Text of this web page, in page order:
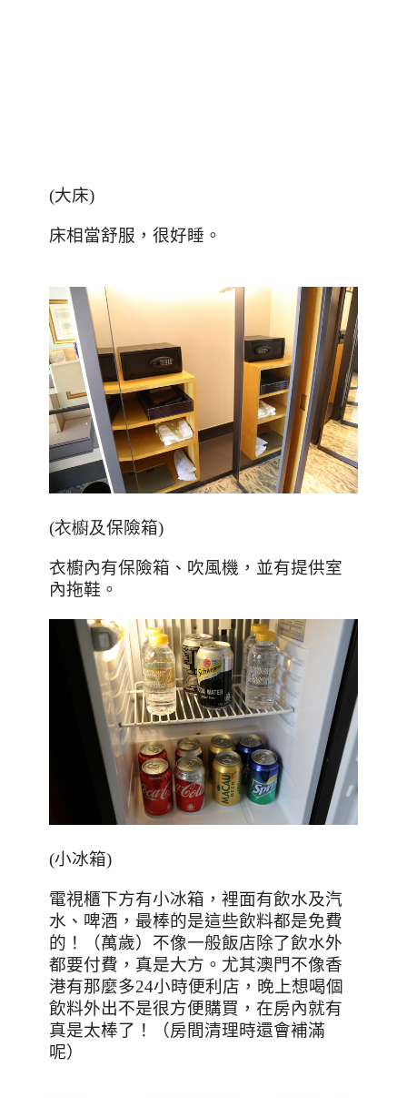
(大床)
床相當舒服，很好睡。
(衣櫥及保險箱)
衣櫥內有保險箱、吹風機，並有提供室
內拖鞋。
(小冰箱)
電視櫃下方有小冰箱，裡面有飲水及汽
水、啤酒，最棒的是這些飲料都是免費
的！（萬歲）不像一般飯店除了飲水外
都要付費，真是大方。尤其澳門不像香
港有那麼多24小時便利店，晚上想喝個
飲料外出不是很方便購買，在房內就有
真是太棒了！（房間清理時還會補滿
呢）